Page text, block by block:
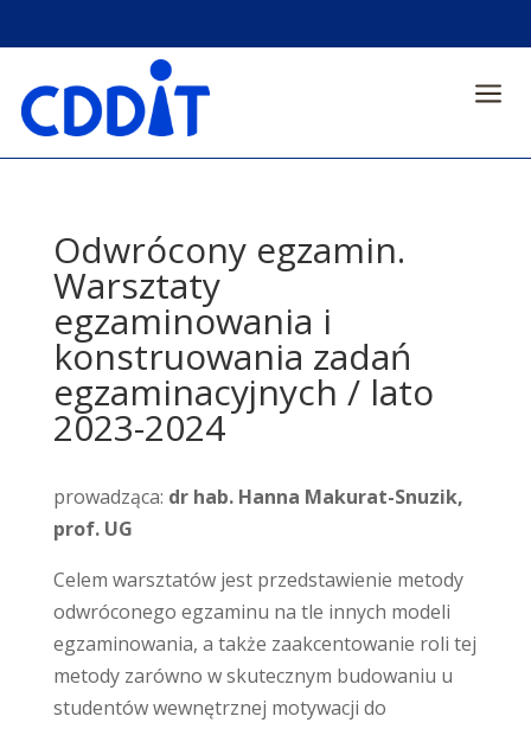
a
Odwrócony egzamin.
Warsztaty
egzaminowania i
konstruowania zadań
egzaminacyjnych / lato
2023-2024
prowadząca: dr hab. Hanna Makurat-Snuzik,
prof. UG
Celem warsztatów jest przedstawienie metody
odwróconego egzaminu na tle innych modeli
egzaminowania, a także zaakcentowanie roli tej
metody zarówno w skutecznym budowaniu u
studentów wewnętrznej motywacji do